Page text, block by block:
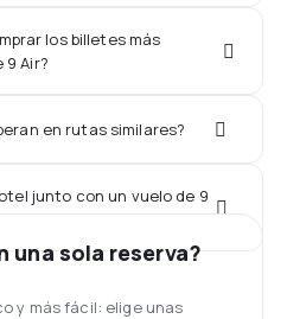
los billetes más
Air?
en rutas similares?
junto con un vuelo de 9
una sola reserva?
y más fácil: elige unas